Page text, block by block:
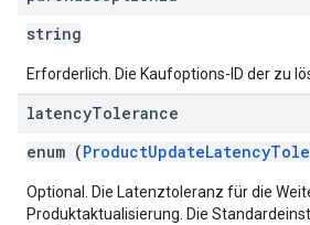
string
Erforderlich. Die Kaufoptions-ID der zu
latencyTolerance
enum (
Optional. Die Latenztoleranz für die
Produktaktualisierung. Die